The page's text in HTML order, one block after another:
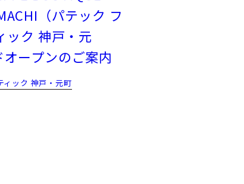
（パテック フ
ック 神戸・元
ープンのご案内
ィック 神戸・元町